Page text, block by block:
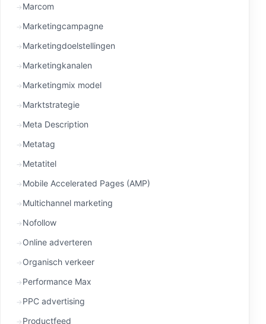
Marcom
Marketingcampagne
Marketingdoelstellingen
Marketingkanalen
Marketingmix model
Marktstrategie
Meta Description
Metatag
Metatitel
Mobile Accelerated Pages (AMP)
Multichannel marketing
Nofollow
Online adverteren
Organisch verkeer
Performance Max
PPC advertising
Productfeed